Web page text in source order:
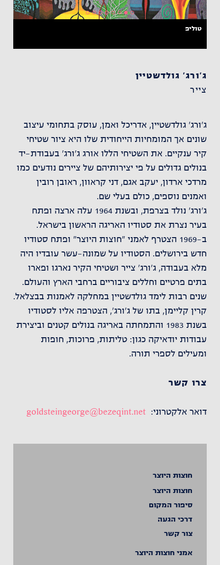
טוליפ
ג'ורג' גולדשטיין
צייר
ג'ורג' גולדשטיין, אדריכל ואמן, עוסק בתחומי עיצוב
שונים אך המומחיות הייחודית שלו היא ציור שטיחי
קיר ענקיים. את השטיחי הללו אורג ג'ורג' בעבודת-יד
בנולים גדולים על פי יצירותיהם של ציירים נודעים כמו
מרדכי ארדון, יעקב אגם, דני קראוון, ראובן רובין
ואמנים נוספים, כולם בעלי שם.
ג'ורג' נולד בצרפת, ובשנת 1964 עלה ארצה ופתח
בעיר נצרת את סטודיו האריגה הראשון בישראל.
ב-1969 הצטרף לאמני "חוצות היוצר" ופתח סטודיו
חדש בירושלים. הסטודיו על שמונה-עשר עובדיו היה
מלא בעבודה, ג'ורג' צייר ושטיחי הקיר נארגו ופארו
בתים פרטיים וחללים ציבוריים ברחבי הארץ והעולם.
שנים רבות לימד גולדשטיין במחלקה לאמנות בבצלאל.
קרין קליימן, בתו של ג'ורג', הצטרפה אליו לסטודיו
בשנת 1983 והתמחתה באריגה בנולים קטנים וביצירת
עבודות יודאיקה כגון: טליתות, פרוכות, חופות
ומעילים לספרי תורה.
צרו קשר
דואר אלקטרוני: goldsteingeorge@bezeqint.net
חוצות היוצר
חוצות היוצר
סיפור המקום
דרכי הגעה
צור קשר
אמני חוצות היוצר